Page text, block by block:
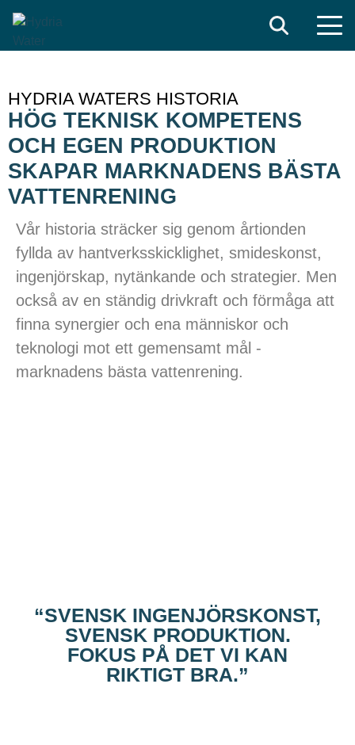
Search
HYDRIA WATERS HISTORIA
HÖG TEKNISK KOMPETENS
OCH EGEN PRODUKTION
SKAPAR MARKNADENS BÄSTA
VATTENRENING
Vår historia sträcker sig genom årtionden
fyllda av hantverksskicklighet, smideskonst,
ingenjörskap, nytänkande och strategier. Men
också av en ständig drivkraft och förmåga att
finna synergier och ena människor och
teknologi mot ett gemensamt mål -
marknadens bästa vattenrening.
“SVENSK INGENJÖRSKONST,
SVENSK PRODUKTION.
FOKUS PÅ DET VI KAN
RIKTIGT BRA.”